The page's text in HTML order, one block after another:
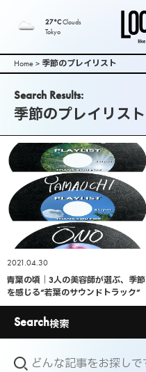
LOOK mag. |
PEEK-A-BOO
Web
Magazine（
ピークアブ
ーウェブマ
ガジン ）
27°CClouds
Tokyo
Home > 季節のプレイリスト
Search Results:
季節のプレイリスト
2021.04.30
青葉の頃｜3人の美容師が選ぶ、季節
を感じる“若葉のサウンドトラック”
Search検索